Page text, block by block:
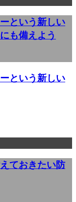
という新しい
も備えよう
という新しい
ておきたい防